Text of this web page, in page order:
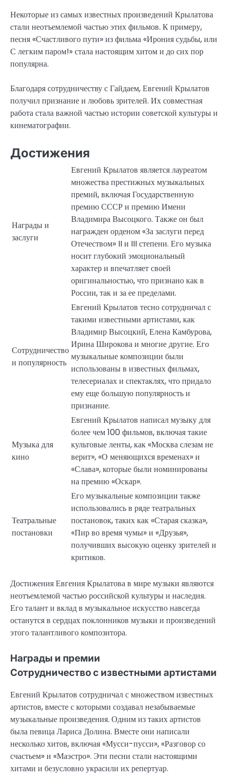
Некоторые из самых известных произведений Крылатова
стали неотъемлемой частью этих фильмов. К примеру,
песня «Счастливого пути» из фильма «Ирония судьбы, или
С легким паром!» стала настоящим хитом и до сих пор
популярна.
Благодаря сотрудничеству с Гайдаем, Евгений Крылатов
получил признание и любовь зрителей. Их совместная
работа стала важной частью истории советской культуры и
кинематографии.
Достижения
Награды и
заслуги
Евгений Крылатов является лауреатом
множества престижных музыкальных
премий, включая Государственную
премию СССР и премию Имени
Владимира Высоцкого. Также он был
награжден орденом «За заслуги перед
Отечеством» II и III степени. Его музыка
носит глубокий эмоциональный
характер и впечатляет своей
оригинальностью, что признано как в
России, так и за ее пределами.
Сотрудничество
и популярность
Евгений Крылатов тесно сотрудничал с
такими известными артистами, как
Владимир Высоцкий, Елена Камбурова,
Ирина Широкова и многие другие. Его
музыкальные композиции были
использованы в известных фильмах,
телесериалах и спектаклях, что придало
ему еще большую популярность и
признание.
Музыка для
кино
Евгений Крылатов написал музыку для
более чем 100 фильмов, включая такие
культовые ленты, как «Москва слезам не
верит», «О меняющихся временах» и
«Слава», которые были номинированы
на премию «Оскар».
Театральные
постановки
Его музыкальные композиции также
использовались в ряде театральных
постановок, таких как «Старая сказка»,
«Пир во время чумы» и «Друзья»,
получивших высокую оценку зрителей и
критиков.
Достижения Евгения Крылатова в мире музыки являются
неотъемлемой частью российской культуры и наследия.
Его талант и вклад в музыкальное искусство навсегда
останутся в сердцах поклонников музыки и произведений
этого талантливого композитора.
Награды и премии
Сотрудничество с известными артистами
Евгений Крылатов сотрудничал с множеством известных
артистов, вместе с которыми создавал незабываемые
музыкальные произведения. Одним из таких артистов
была певица Лариса Долина. Вместе они написали
несколько хитов, включая «Мусси-пусси», «Разговор со
счастьем» и «Маэстро». Эти песни стали настоящими
хитами и безусловно украсили их репертуар.